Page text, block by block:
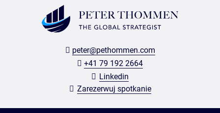
peter@pethommen.com
+41 79 192 2664
Linkedin
Zarezerwuj spotkanie